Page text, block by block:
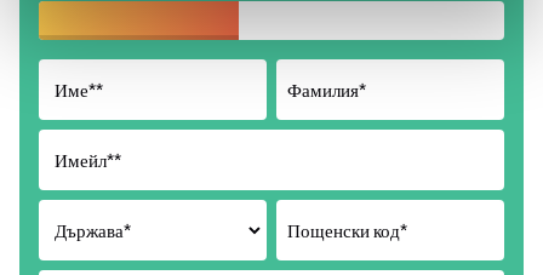
Име** Фамилия*
Имейл**
Държава* Пощенски код*